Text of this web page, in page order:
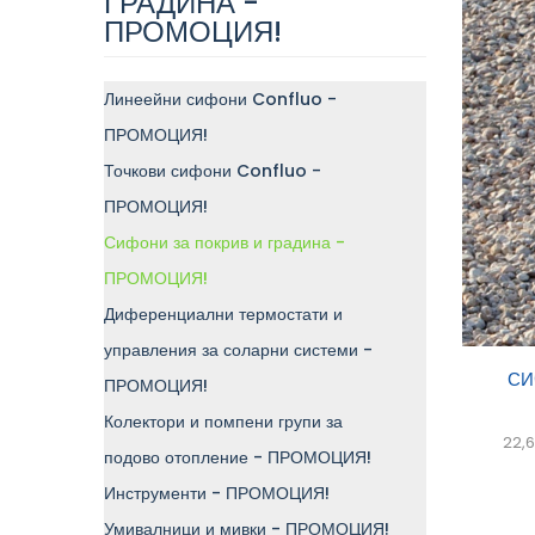
ПРОМОЦИЯ!
Линеейни сифони Confluo -
ПРОМОЦИЯ!
Точкови сифони Confluo -
ПРОМОЦИЯ!
Сифони за покрив и градина -
ПРОМОЦИЯ!
Диференциални термостати и
управления за соларни системи -
ПРОМОЦИЯ!
Колектори и помпени групи за
подово отопление - ПРОМОЦИЯ!
Инструменти - ПРОМОЦИЯ!
Умивалници и мивки - ПРОМОЦИЯ!